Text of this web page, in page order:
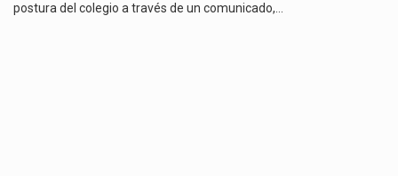
postura del colegio a través de un comunicado,…